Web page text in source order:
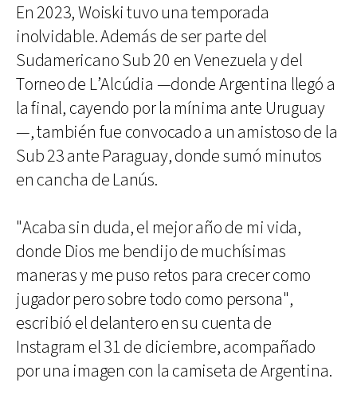
En 2023, Woiski tuvo una temporada
inolvidable. Además de ser parte del
Sudamericano Sub 20 en Venezuela y del
Torneo de L’Alcúdia —donde Argentina llegó a
la final, cayendo por la mínima ante Uruguay
—, también fue convocado a un amistoso de la
Sub 23 ante Paraguay, donde sumó minutos
en cancha de Lanús.
"Acaba sin duda, el mejor año de mi vida,
donde Dios me bendijo de muchísimas
maneras y me puso retos para crecer como
jugador pero sobre todo como persona",
escribió el delantero en su cuenta de
Instagram el 31 de diciembre, acompañado
por una imagen con la camiseta de Argentina.